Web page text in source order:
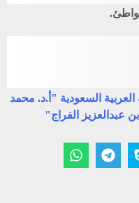
العربية السعودية "أ.د. محمد
عبدالعزيز الفراج"